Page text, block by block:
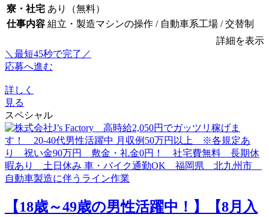
寮・社宅 あり（無料）
仕事内容 組立・製造マシンの操作 / 自動車系工場 / 交替制
詳細を表示
＼最短45秒で完了／
応募へ進む
詳しく
見る
スペシャル
【18歳～49歳の男性活躍中！】【8月入